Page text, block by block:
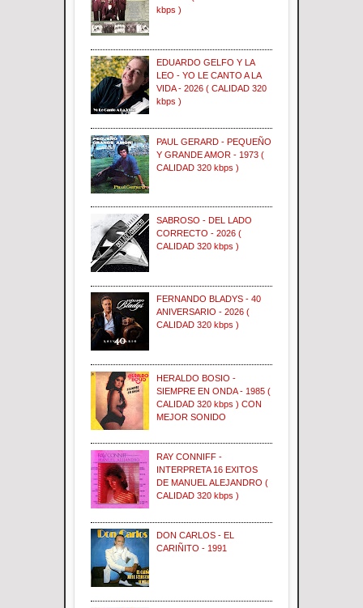
kbps )
EDUARDO GELFO Y LA
LEO - YO LE CANTO A LA
VIDA - 2026 ( CALIDAD 320
kbps )
PAUL GERARD - PEQUEÑO
Y GRANDE AMOR - 1973 (
CALIDAD 320 kbps )
SABROSO - DEL LADO
CORRECTO - 2026 (
CALIDAD 320 kbps )
FERNANDO BLADYS - 40
ANIVERSARIO - 2026 (
CALIDAD 320 kbps )
HERALDO BOSIO -
SIEMPRE EN ONDA - 1985 (
CALIDAD 320 kbps ) CON
MEJOR SONIDO
RAY CONNIFF -
INTERPRETA 16 EXITOS
DE MANUEL ALEJANDRO (
CALIDAD 320 kbps )
DON CARLOS - EL
CARIÑITO - 1991